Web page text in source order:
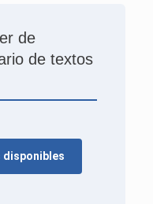
de
de textos
disponibles